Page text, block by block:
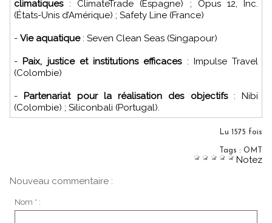
climatiques: ClimateTrade (Espagne) ; Opus 12, Inc.
(États-Unis d’Amérique) ; Safety Line (France)
- Vie aquatique: Seven Clean Seas (Singapour)
- Paix, justice et institutions efficaces: Impulse Travel
(Colombie)
- Partenariat pour la réalisation des objectifs: Nibi
(Colombie) ; Siliconbali (Portugal).
Lu 1575 fois
Tags : OMT
Notez
Nouveau commentaire :
Nom * :